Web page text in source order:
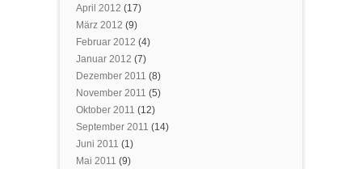
April 2012 (17)
März 2012 (9)
Februar 2012 (4)
Januar 2012 (7)
Dezember 2011 (8)
November 2011 (5)
Oktober 2011 (12)
September 2011 (14)
Juni 2011 (1)
Mai 2011 (9)